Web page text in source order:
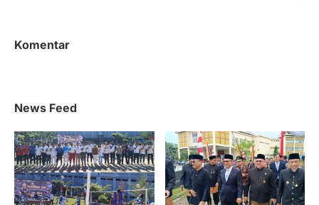
a
p
s
Komentar
News Feed